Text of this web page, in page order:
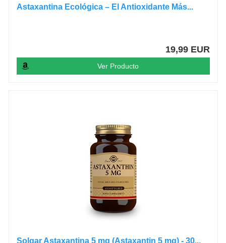
Astaxantina Ecológica – El Antioxidante Más...
19,99 EUR
Ver Producto
Solgar Astaxantina 5 mg (Astaxantin 5 mg) - 30...